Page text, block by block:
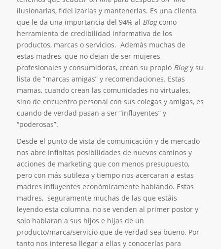
ilusionarlas, fidel izarlas y mantenerlas. Es una clienta
que le da una importancia del 94% al Blogcomo
herramienta de credibilidad informativa de los
productos, marcas o servicios. Además muchas de
estas madres, que no dejan de ser mujeres,
profesionales y consumidoras, crean su propio Blogy su
lista de “marcas amigas” y recomendaciones. Estas
mamas, cuando crean las comunidades no virtuales,
sino de encuentro personal con sus colegas y amigas, es
cuando de verdad pasan a ser “influyentes” y
“poderosas”.
Desde el punto de vista de comunicación y de mercado
nos abre infinitas posibilidades de nuevos caminos y
acciones de marketing que con menos presupuesto,
pero con más sutileza y tiempo nos acercaran a estas
madres influyentes económicamente hablando. Estas
madres, seguramente muchas de las que estáis
leyendo esta columna, no se venden al primer postor y
solo hablaran a sus hijos e hijas de un
producto/marca/servicio que de verdad sea bueno. Por
tanto nos interesa llegar a ellas y conocerlas para